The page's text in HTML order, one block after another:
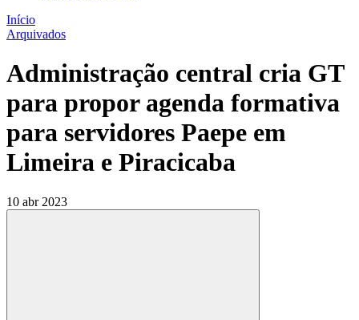
Início
Arquivados
Administração central cria GT
para propor agenda formativa
para servidores Paepe em
Limeira e Piracicaba
10 abr 2023